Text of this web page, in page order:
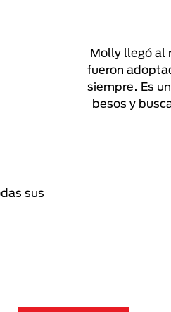
sus
Molly llegó al
fueron
siempre. Es
besos y